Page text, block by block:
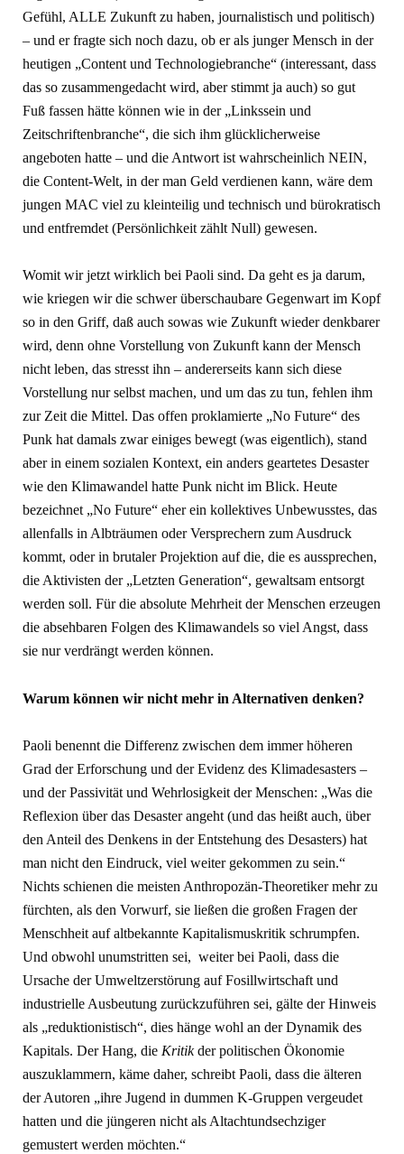
Gefühl, ALLE Zukunft zu haben, journalistisch und politisch)
– und er fragte sich noch dazu, ob er als junger Mensch in der
heutigen „Content und Technologiebranche“ (interessant, dass
das so zusammengedacht wird, aber stimmt ja auch) so gut
Fuß fassen hätte können wie in der „Linkssein und
Zeitschriftenbranche“, die sich ihm glücklicherweise
angeboten hatte – und die Antwort ist wahrscheinlich NEIN,
die Content-Welt, in der man Geld verdienen kann, wäre dem
jungen MAC viel zu kleinteilig und technisch und bürokratisch
und entfremdet (Persönlichkeit zählt Null) gewesen.
Womit wir jetzt wirklich bei Paoli sind. Da geht es ja darum,
wie kriegen wir die schwer überschaubare Gegenwart im Kopf
so in den Griff, daß auch sowas wie Zukunft wieder denkbarer
wird, denn ohne Vorstellung von Zukunft kann der Mensch
nicht leben, das stresst ihn – andererseits kann sich diese
Vorstellung nur selbst machen, und um das zu tun, fehlen ihm
zur Zeit die Mittel. Das offen proklamierte „No Future“ des
Punk hat damals zwar einiges bewegt (was eigentlich), stand
aber in einem sozialen Kontext, ein anders geartetes Desaster
wie den Klimawandel hatte Punk nicht im Blick. Heute
bezeichnet „No Future“ eher ein kollektives Unbewusstes, das
allenfalls in Albträumen oder Versprechern zum Ausdruck
kommt, oder in brutaler Projektion auf die, die es aussprechen,
die Aktivisten der „Letzten Generation“, gewaltsam entsorgt
werden soll. Für die absolute Mehrheit der Menschen erzeugen
die absehbaren Folgen des Klimawandels so viel Angst, dass
sie nur verdrängt werden können.
Warum können wir nicht mehr in Alternativen denken?
Paoli benennt die Differenz zwischen dem immer höheren
Grad der Erforschung und der Evidenz des Klimadesasters –
und der Passivität und Wehrlosigkeit der Menschen: „Was die
Reflexion über das Desaster angeht (und das heißt auch, über
den Anteil des Denkens in der Entstehung des Desasters) hat
man nicht den Eindruck, viel weiter gekommen zu sein.“
Nichts schienen die meisten Anthropozän-Theoretiker mehr zu
fürchten, als den Vorwurf, sie ließen die großen Fragen der
Menschheit auf altbekannte Kapitalismuskritik schrumpfen.
Und obwohl unumstritten sei, weiter bei Paoli, dass die
Ursache der Umweltzerstörung auf Fosillwirtschaft und
industrielle Ausbeutung zurückzuführen sei, gälte der Hinweis
als „reduktionistisch“, dies hänge wohl an der Dynamik des
Kapitals. Der Hang, dieKritikder politischen Ökonomie
auszuklammern, käme daher, schreibt Paoli, dass die älteren
der Autoren „ihre Jugend in dummen K-Gruppen vergeudet
hatten und die jüngeren nicht als Altachtundsechziger
gemustert werden möchten.“